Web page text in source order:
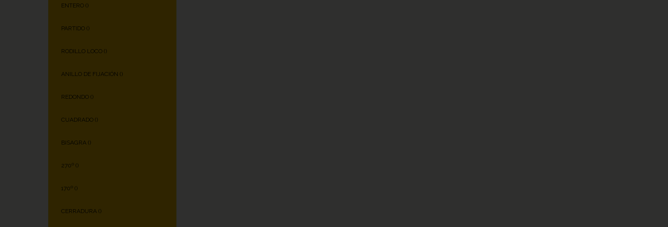
ENTERO ()
PARTIDO ()
RODILLO LOCO ()
ANILLO DE FIJACIÓN ()
REDONDO ()
CUADRADO ()
BISAGRA ()
270º ()
170º ()
CERRADURA ()